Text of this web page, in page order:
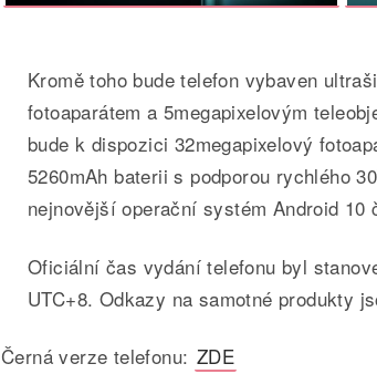
Kromě toho bude telefon vybaven
fotoaparátem a 5megapixelovým
bude k dispozici 32megapixelový
5260mAh baterii s podporou rychlého
nejnovější operační systém Android 10
Oficiální čas vydání telefonu byl
UTC+8. Odkazy na samotné produkty
Černá verze telefonu: ZDE